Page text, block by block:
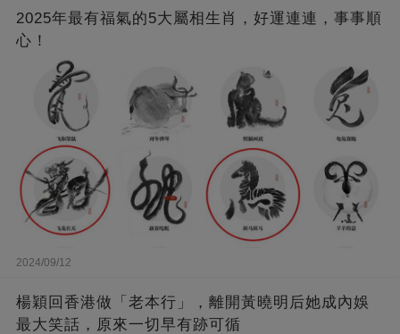
2025年最有福氣的5大屬相生肖，好運連連，事事順
心！
2024/09/12
楊穎回香港做「老本行」，離開黃曉明后她成內娛
最大笑話，原來一切早有跡可循